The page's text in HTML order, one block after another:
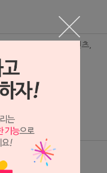
타일 구김없는 스판 팬츠,